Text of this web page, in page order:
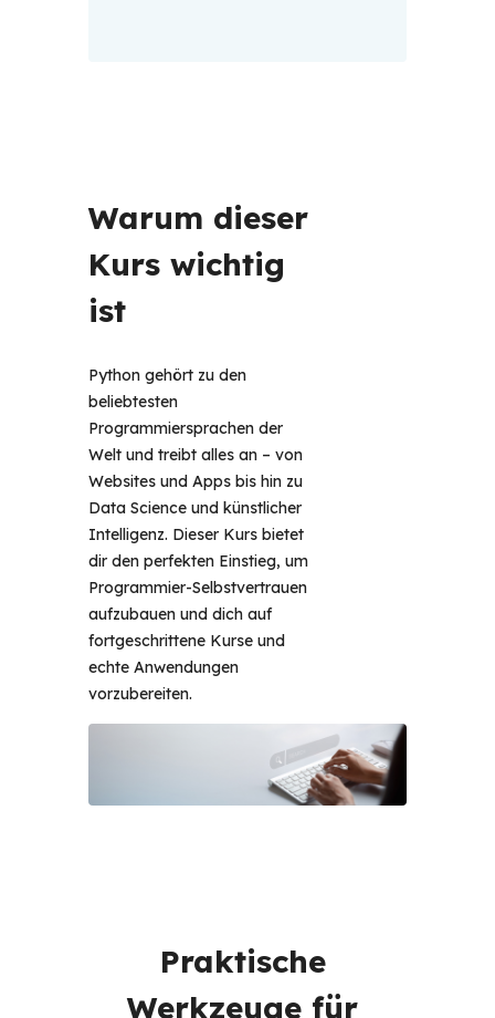
Warum dieser
Kurs wichtig
ist
Python gehört zu den
beliebtesten
Programmiersprachen der
Welt und treibt alles an – von
Websites und Apps bis hin zu
Data Science und künstlicher
Intelligenz. Dieser Kurs bietet
dir den perfekten Einstieg, um
Programmier-Selbstvertrauen
aufzubauen und dich auf
fortgeschrittene Kurse und
echte Anwendungen
vorzubereiten.
Praktische
Werkzeuge für